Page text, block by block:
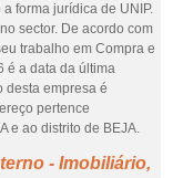
forma jurídica de UNIP.
sector. De acordo com
trabalho em Compra e
é a data da última
desta empresa é
pertence
e ao distrito de BEJA.
- Imobiliário,